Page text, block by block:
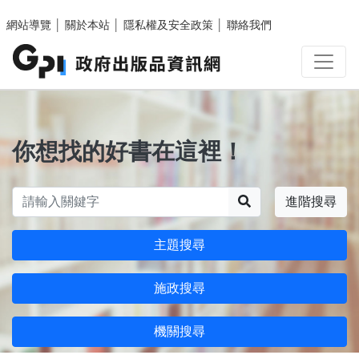
網站導覽
關於本站 隱私權及安全政策 聯絡我們
你想找的好書在這裡！
進階搜尋
主題搜尋
施政搜尋
機關搜尋